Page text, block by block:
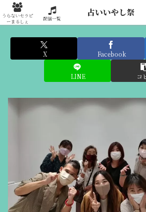
占いいやし祭りへの出展はこ
X Facebook
LINE コ
うらないセラピ
ーまるしぇ
配信一覧
占いいやし祭